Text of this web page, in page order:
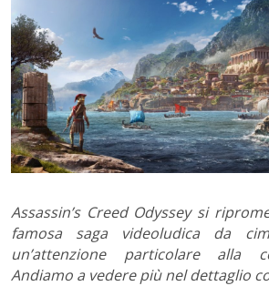
Assassin’s Creed Odyssey si
famosa saga videoludica da
un’attenzione particolare alla
Andiamo a vedere più nel dettaglio